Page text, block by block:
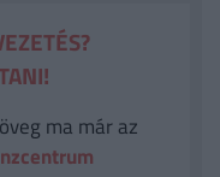
ma már az